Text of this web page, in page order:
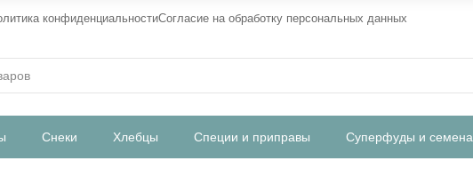
конфиденциальностиСогласие на обработку персональных данных
Снеки Хлебцы Специи и приправы Суперфуды и семена